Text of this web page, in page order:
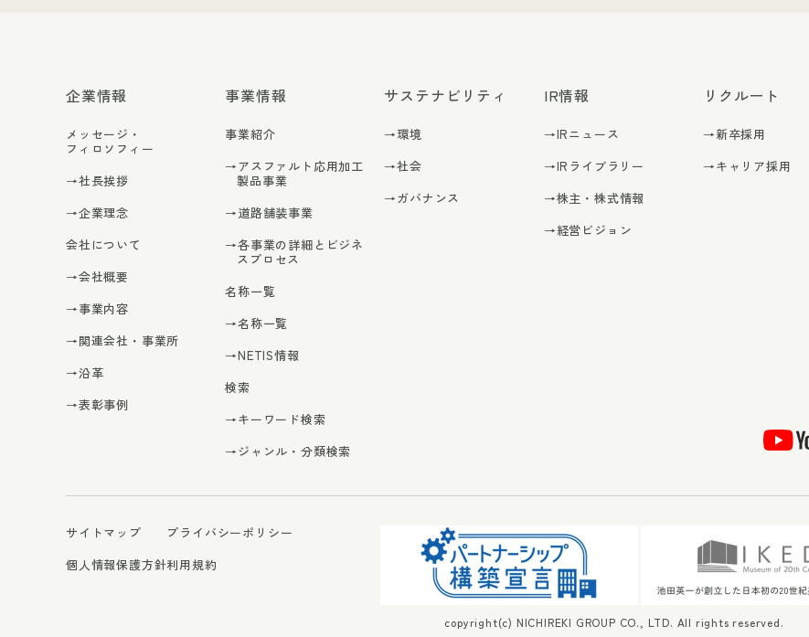
企業情報
メッセージ・
フィロソフィー
→社長挨拶
→企業理念
会社について
→会社概要
→事業内容
→関連会社・事業所
→沿革
→表彰事例
事業情報
事業紹介
→アスファルト応用加工
製品事業
→道路舗装事業
→各事業の詳細とビジネ
スプロセス
名称一覧
→名称一覧
→NETIS情報
検索
→キーワード検索
→ジャンル・分類検索
サステナビリティ
→環境
→社会
→ガバナンス
IR情報
→IRニュース
→IRライブラリー
→株主・株式情報
→経営ビジョン
リクルート
→新卒採用
→キャリア採用
サイトマップ
個人情報保護方針
プライバシーポリシー
利用規約
copyright(c) NICHIREKI GROUP CO., LTD. All rights reserved.